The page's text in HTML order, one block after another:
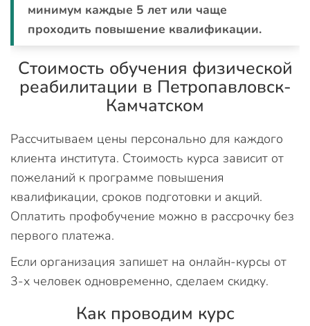
минимум каждые 5 лет или чаще
проходить повышение квалификации.
Стоимость обучения физической
реабилитации в Петропавловск-
Камчатском
Рассчитываем цены персонально для каждого
клиента института. Стоимость курса зависит от
пожеланий к программе повышения
квалификации, сроков подготовки и акций.
Оплатить профобучение можно в рассрочку без
первого платежа.
Если организация запишет на онлайн-курсы от
3-х человек одновременно, сделаем скидку.
Как проводим курс